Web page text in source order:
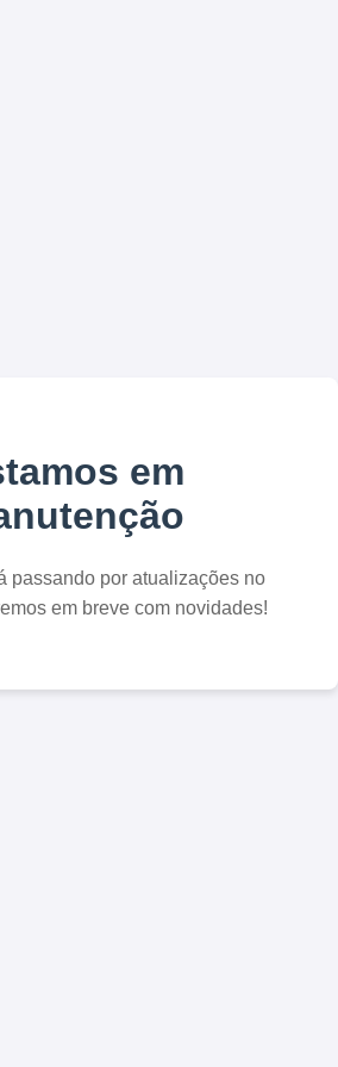
em
passando por atualizações no
em breve com novidades!